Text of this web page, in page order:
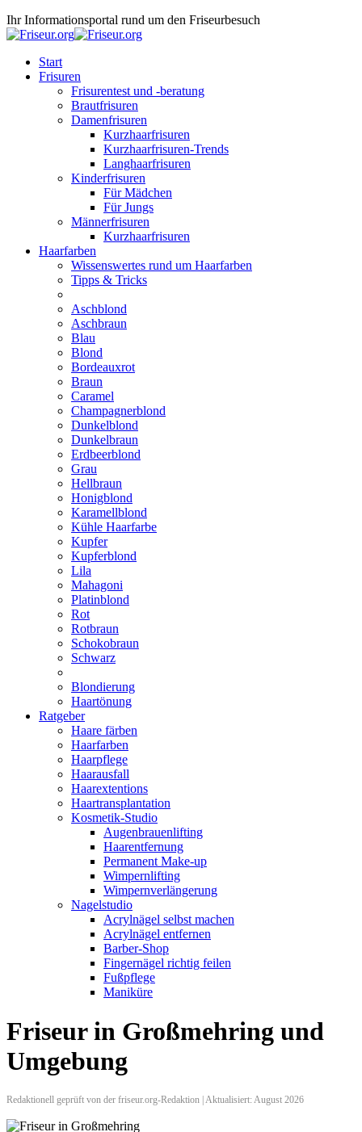
Ihr Informationsportal rund um den Friseurbesuch
Start
Frisuren
Frisurentest und -beratung
Brautfrisuren
Damenfrisuren
Kurzhaarfrisuren
Kurzhaarfrisuren-Trends
Langhaarfrisuren
Kinderfrisuren
Für Mädchen
Für Jungs
Männerfrisuren
Kurzhaarfrisuren
Haarfarben
Wissenswertes rund um Haarfarben
Tipps & Tricks
Aschblond
Aschbraun
Blau
Blond
Bordeauxrot
Braun
Caramel
Champagnerblond
Dunkelblond
Dunkelbraun
Erdbeerblond
Grau
Hellbraun
Honigblond
Karamellblond
Kühle Haarfarbe
Kupfer
Kupferblond
Lila
Mahagoni
Platinblond
Rot
Rotbraun
Schokobraun
Schwarz
Blondierung
Haartönung
Ratgeber
Haare färben
Haarfarben
Haarpflege
Haarausfall
Haarextentions
Haartransplantation
Kosmetik-Studio
Augenbrauenlifting
Haarentfernung
Permanent Make-up
Wimpernlifting
Wimpernverlängerung
Nagelstudio
Acrylnägel selbst machen
Acrylnägel entfernen
Barber-Shop
Fingernägel richtig feilen
Fußpflege
Maniküre
Friseur in Großmehring und
Umgebung
Redaktionell geprüft von der friseur.org-Redaktion | Aktualisiert: August 2026